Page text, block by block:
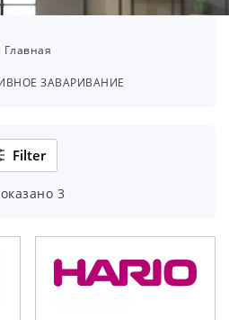
Главная
ЗАВАРИВАНИЕ
Filter
3